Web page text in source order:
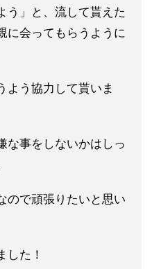
う」と、流して貰えた
に会ってもらうように
よう協力して貰いま
な事をしないかはしっ
ので頑張りたいと思い
した！